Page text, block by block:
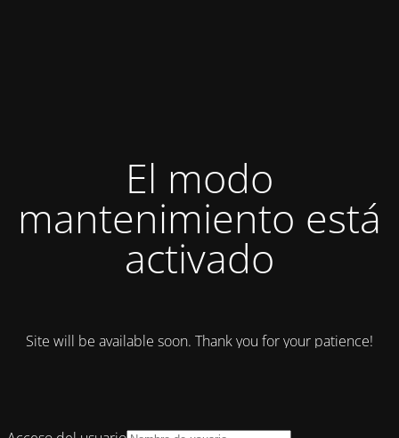
El modo
mantenimiento está
activado
Site will be available soon. Thank you for your patience!